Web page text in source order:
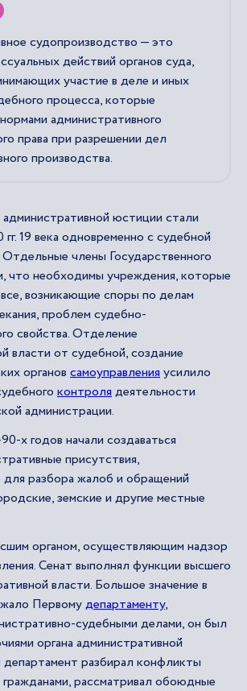
судопроизводство — это
действий органов суда,
участие в деле и иных
процесса, которые
административного
права при разрешении дел
производства.
юстиции стали
гг. 19 века одновременно с судебной
члены Государственного
что необходимы учреждения, которые
возникающие споры по делам
проблем судебно-
свойства. Отделение
власти от судебной, создание
органов самоуправленияусилило
контролядеятельности
администрации.
х годов начали создаваться
присутствия,
для разбора жалоб и обращений
земские и другие местные
органом, осуществляющим надзор
Сенат выполнял функции высшего
власти. Большое значение в
Первомудепартаменту,
судебными делами, он был
органа административной
разбирал конфликты
рассматривал обоюдные